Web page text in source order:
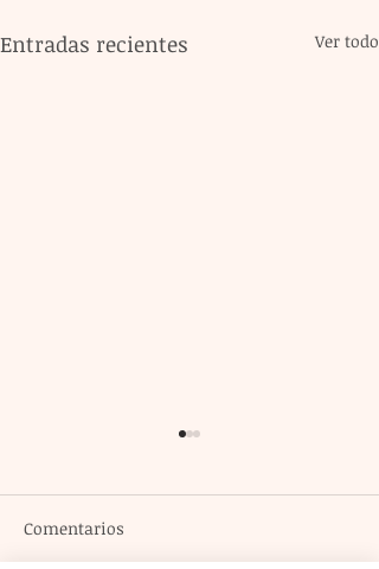
Entradas recientes Ver todo
Comentarios